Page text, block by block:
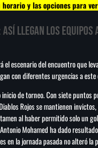
y las opciones para
Así llegan los equipos
el escenario del encuentro que
con diferentes urgencias a
de torneo. Con siete puntos
Rojos se mantienen
al haber permitido solo un
Mohamed ha dado
en la jornada pasada no alteró la